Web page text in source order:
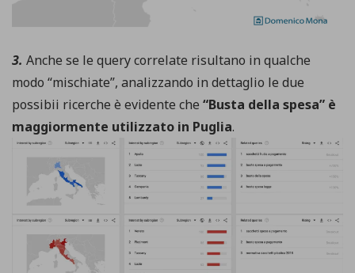
3. Anche se le query correlate risultano in qualche
modo “mischiate”, analizzando in dettaglio le due
possibii ricerche è evidente che “Busta della spesa” è
maggiormente utilizzato in Puglia.